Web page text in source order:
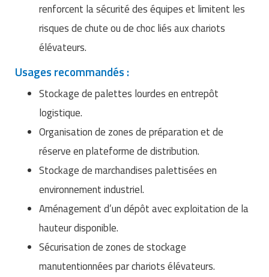
renforcent la sécurité des équipes et limitent les
risques de chute ou de choc liés aux chariots
élévateurs.
Usages recommandés :
Stockage de palettes lourdes en entrepôt
logistique.
Organisation de zones de préparation et de
réserve en plateforme de distribution.
Stockage de marchandises palettisées en
environnement industriel.
Aménagement d’un dépôt avec exploitation de la
hauteur disponible.
Sécurisation de zones de stockage
manutentionnées par chariots élévateurs.